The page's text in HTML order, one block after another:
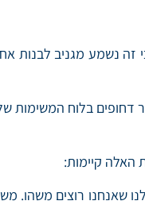
זה נשמע מגניב
דחופים בלוח
האלה קיימות:
שאנחנו רוצים משהו.